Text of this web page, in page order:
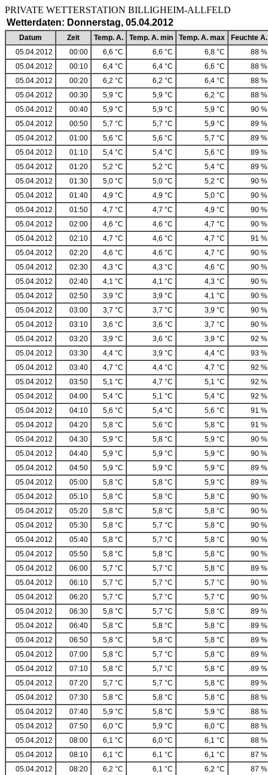
PRIVATE WETTERSTATION BILLIGHEIM-
Wetterdaten: Donnerstag, 05.04.2012
Datum Zeit Temp. A. Temp. A. min Temp. A. max
Feuchte A.
05.04.2012
00:00 6,6 °C 6,6 °C 6,8 °C
88 %
05.04.2012
00:10 6,4 °C 6,4 °C 6,6 °C
88 %
05.04.2012
00:20 6,2 °C 6,2 °C 6,4 °C
88 %
05.04.2012
00:30 5,9 °C 5,9 °C 6,2 °C
88 %
05.04.2012
00:40 5,9 °C 5,9 °C 5,9 °C
90 %
05.04.2012
00:50 5,7 °C 5,7 °C 5,9 °C
89 %
05.04.2012
01:00 5,6 °C 5,6 °C 5,7 °C
89 %
05.04.2012
01:10 5,4 °C 5,4 °C 5,6 °C
89 %
05.04.2012
01:20 5,2 °C 5,2 °C 5,4 °C
89 %
05.04.2012
01:30 5,0 °C 5,0 °C 5,2 °C
90 %
05.04.2012
01:40 4,9 °C 4,9 °C 5,0 °C
90 %
05.04.2012
01:50 4,7 °C 4,7 °C 4,9 °C
90 %
05.04.2012
02:00 4,6 °C 4,6 °C 4,7 °C
90 %
05.04.2012
02:10 4,7 °C 4,6 °C 4,7 °C
91 %
05.04.2012
02:20 4,6 °C 4,6 °C 4,7 °C
90 %
05.04.2012
02:30 4,3 °C 4,3 °C 4,6 °C
90 %
05.04.2012
02:40 4,1 °C 4,1 °C 4,3 °C
90 %
05.04.2012
02:50 3,9 °C 3,9 °C 4,1 °C
90 %
05.04.2012
03:00 3,7 °C 3,7 °C 3,9 °C
90 %
05.04.2012
03:10 3,6 °C 3,6 °C 3,7 °C
90 %
05.04.2012
03:20 3,9 °C 3,6 °C 3,9 °C
92 %
05.04.2012
03:30 4,4 °C 3,9 °C 4,4 °C
93 %
05.04.2012
03:40 4,7 °C 4,4 °C 4,7 °C
92 %
05.04.2012
03:50 5,1 °C 4,7 °C 5,1 °C
92 %
05.04.2012
04:00 5,4 °C 5,1 °C 5,4 °C
92 %
05.04.2012
04:10 5,6 °C 5,4 °C 5,6 °C
91 %
05.04.2012
04:20 5,8 °C 5,6 °C 5,8 °C
91 %
05.04.2012
04:30 5,9 °C 5,8 °C 5,9 °C
90 %
05.04.2012
04:40 5,9 °C 5,9 °C 5,9 °C
90 %
05.04.2012
04:50 5,9 °C 5,9 °C 5,9 °C
89 %
05.04.2012
05:00 5,8 °C 5,8 °C 5,9 °C
89 %
05.04.2012
05:10 5,8 °C 5,8 °C 5,8 °C
90 %
05.04.2012
05:20 5,8 °C 5,8 °C 5,8 °C
90 %
05.04.2012
05:30 5,8 °C 5,7 °C 5,8 °C
90 %
05.04.2012
05:40 5,8 °C 5,7 °C 5,8 °C
90 %
05.04.2012
05:50 5,8 °C 5,8 °C 5,8 °C
90 %
05.04.2012
06:00 5,7 °C 5,7 °C 5,8 °C
89 %
05.04.2012
06:10 5,7 °C 5,7 °C 5,7 °C
90 %
05.04.2012
06:20 5,7 °C 5,7 °C 5,7 °C
90 %
05.04.2012
06:30 5,8 °C 5,7 °C 5,8 °C
89 %
05.04.2012
06:40 5,8 °C 5,8 °C 5,8 °C
89 %
05.04.2012
06:50 5,8 °C 5,8 °C 5,8 °C
89 %
05.04.2012
07:00 5,8 °C 5,7 °C 5,8 °C
89 %
05.04.2012
07:10 5,8 °C 5,7 °C 5,8 °C
89 %
05.04.2012
07:20 5,7 °C 5,7 °C 5,8 °C
89 %
05.04.2012
07:30 5,8 °C 5,8 °C 5,8 °C
88 %
05.04.2012
07:40 5,9 °C 5,8 °C 5,9 °C
88 %
05.04.2012
07:50 6,0 °C 5,9 °C 6,0 °C
88 %
05.04.2012
08:00 6,1 °C 6,0 °C 6,1 °C
88 %
05.04.2012
08:10 6,1 °C 6,1 °C 6,1 °C
87 %
05.04.2012
08:20 6,2 °C 6,1 °C 6,2 °C
87 %